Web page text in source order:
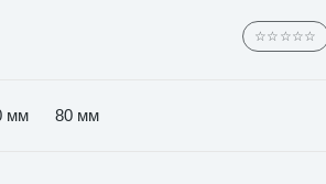
☆☆☆☆☆
мм 80 мм